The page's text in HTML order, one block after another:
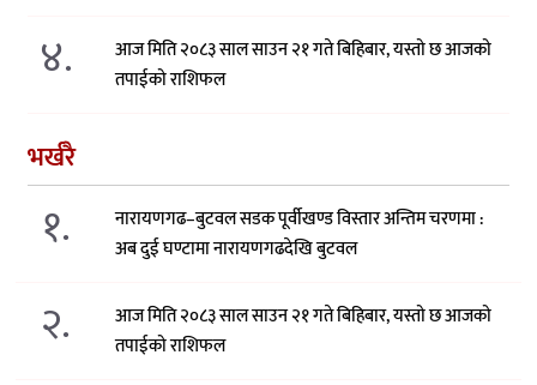
४.
आज मिति २०८३ साल साउन २१ गते बिहिबार, यस्तो छ आजको
तपाईको राशिफल
भर्खरै
१.
नारायणगढ–बुटवल सडक पूर्वीखण्ड विस्तार अन्तिम चरणमा :
अब दुई घण्टामा नारायणगढदेखि बुटवल
२.
आज मिति २०८३ साल साउन २१ गते बिहिबार, यस्तो छ आजको
तपाईको राशिफल